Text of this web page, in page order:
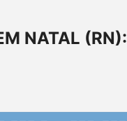
NATAL (RN):